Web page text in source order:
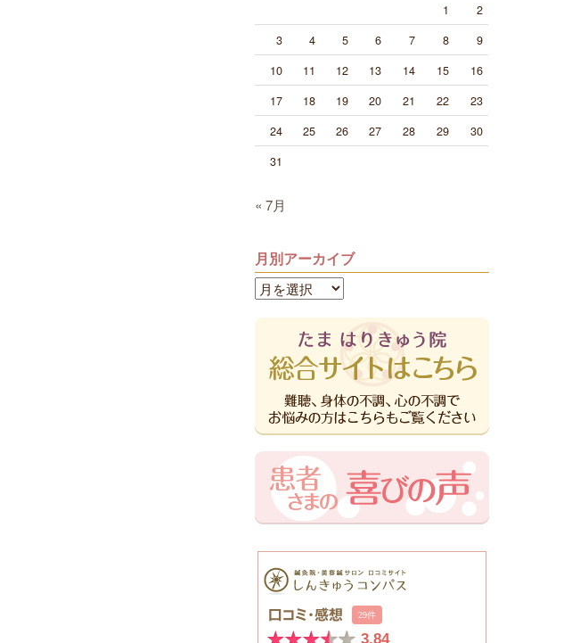
1
2
3
4 5 6 7 8
9
10
11 12 13 14 15
16
17
18 19 20 21 22
23
24
25 26 27 28 29
30
31
« 7月
月別アーカイブ
月
別
ア